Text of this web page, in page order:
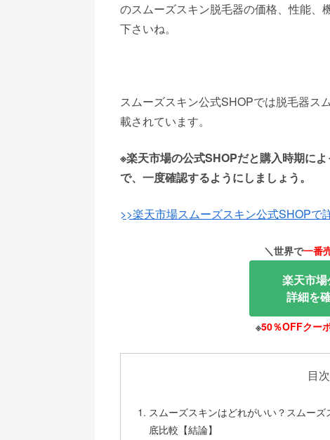
のスムーズスキン脱毛器の価格、性能、
下さいね。
スムーズスキン公式SHOPでは脱毛器ス
載されています。
※楽天市場の公式SHOPだと購入時期によ
で、一度確認するようにしましょう。
>>楽天市場スムーズスキン公式SHOPで
＼世界で一番
楽天市
詳細を
※50％OFFクー
目次
スムーズスキンはどれがいい？スムー
底比較【結論】